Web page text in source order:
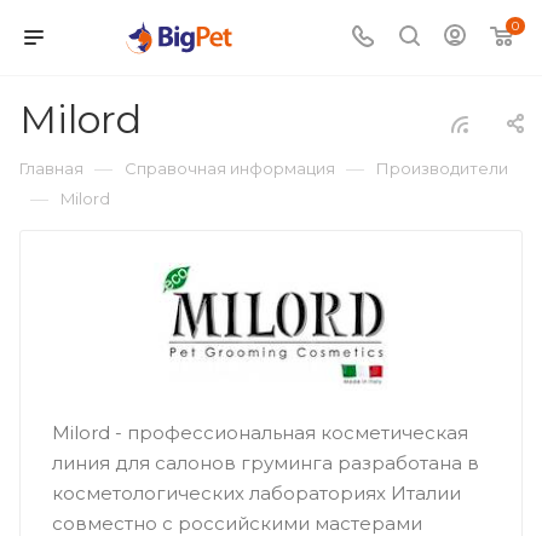
0
Milord
Главная — Справочная информация — Производители
— Milord
Milord - профессиональная косметическая
линия для салонов груминга разработана в
косметологических лабораториях Италии
совместно с российскими мастерами